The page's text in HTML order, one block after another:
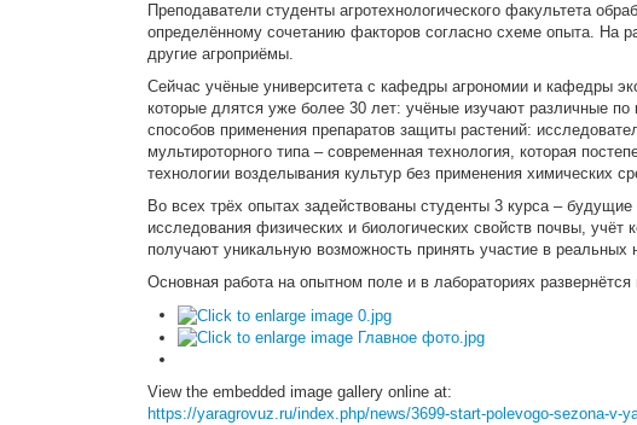
Преподаватели студенты агротехнологического факультета
определённому сочетанию факторов согласно схеме опыта. На
другие агроприёмы.
Сейчас учёные университета с кафедры агрономии и кафедры
которые длятся уже более 30 лет: учёные изучают различные
способов применения препаратов защиты растений:
мультироторного типа – современная технология, которая
технологии возделывания культур без применения химических
Во всех трёх опытах задействованы студенты 3 курса –
исследования физических и биологических свойств почвы, учёт
получают уникальную возможность принять участие в
Основная работа на опытном поле и в лабораториях
View the embedded image gallery online at:
https://yaragrovuz.ru/index.php/news/3699-start-polevogo-sezona-v-